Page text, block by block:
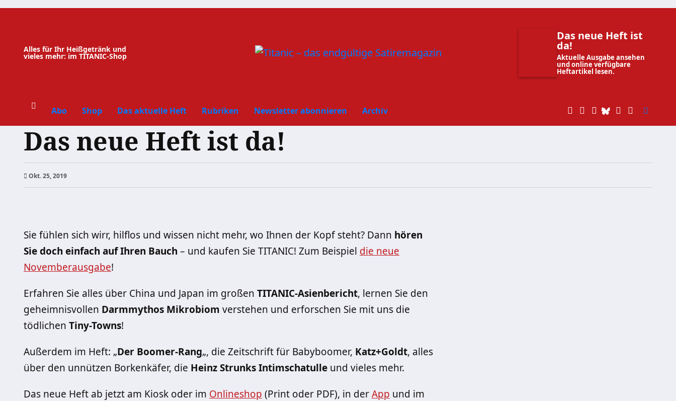
Zum
Alles für Ihr Heißgetränk und
vieles mehr: im TITANIC-Shop
Das neue Heft ist
da!
Aktuelle Ausgabe ansehen
und online verfügbare
Heftartikel lesen.
Abo Shop Das aktuelle Heft Rubriken Newsletter abonnieren Archiv
Das neue Heft ist da!
Okt. 25, 2019
Sie fühlen sich wirr, hilflos und wissen nicht mehr, wo Ihnen der Kopf steht? Dann hören
Sie doch einfach auf Ihren Bauch – und kaufen Sie TITANIC! Zum Beispiel die neue
Novemberausgabe!
Erfahren Sie alles über China und Japan im großen TITANIC-Asienbericht, lernen Sie den
geheimnisvollen Darmmythos Mikrobiom verstehen und erforschen Sie mit uns die
tödlichen Tiny-Towns!
Außerdem im Heft: „Der Boomer-Rang„, die Zeitschrift für Babyboomer, Katz+Goldt, alles
über den unnützen Borkenkäfer, die Heinz Strunks Intimschatulle und vieles mehr.
Das neue Heft ab jetzt am Kiosk oder im Onlineshop (Print oder PDF), in derApp und im